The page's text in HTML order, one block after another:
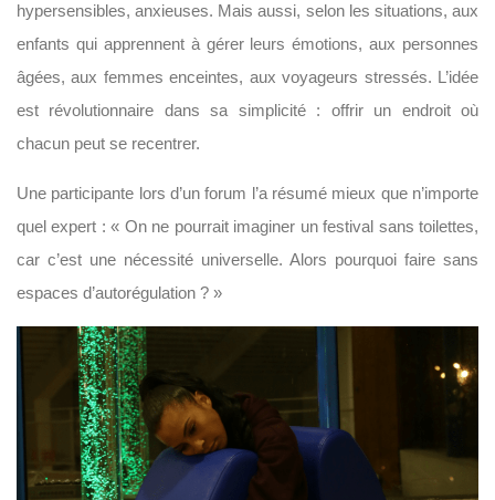
hypersensibles, anxieuses. Mais aussi, selon les situations, aux
enfants qui apprennent à gérer leurs émotions, aux personnes
âgées, aux femmes enceintes, aux voyageurs stressés. L’idée
est révolutionnaire dans sa simplicité : offrir un endroit où
chacun peut se recentrer.
Une participante lors d’un forum l’a résumé mieux que n’importe
quel expert : « On ne pourrait imaginer un festival sans toilettes,
car c’est une nécessité universelle. Alors pourquoi faire sans
espaces d’autorégulation ? »